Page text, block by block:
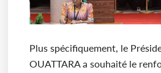
Plus spécifiquement, le
OUATTARA a souhaité le